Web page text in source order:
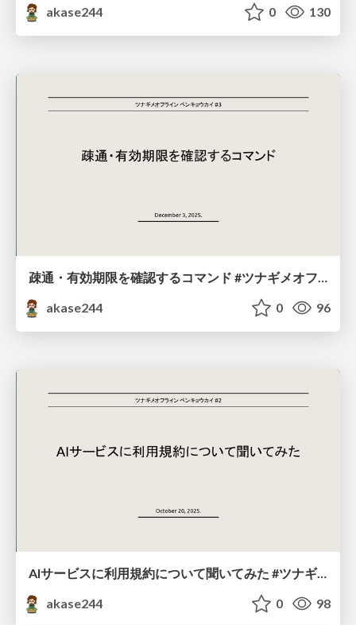
akase244 0 130
疎通・有効期限を確認するコマンド #ツナギメオフライン.3
akase244
0 96
AIサービスに利用規約について聞いてみた #ツナギメオフライン.2
akase244
0 98